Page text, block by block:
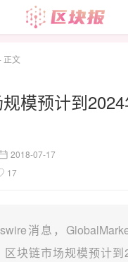
正文
模预计到
2018-07-17
17
消息，
区块链市场规模预计到